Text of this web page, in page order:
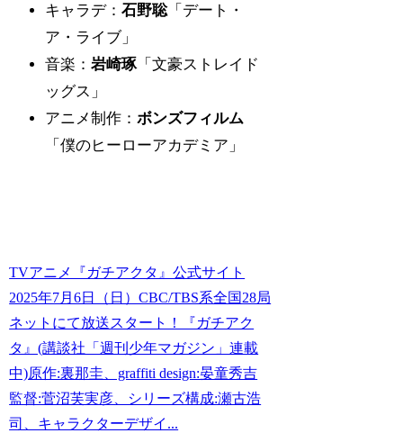
キャラデ：石野聡「デート・
ア・ライブ」
音楽：岩崎琢「文豪ストレイド
ッグス」
アニメ制作：ボンズフィルム
「僕のヒーローアカデミア」
TVアニメ『ガチアクタ』公式サイト
2025年7月6日（日）CBC/TBS系全国28局
ネットにて放送スタート！『ガチアク
タ』(講談社「週刊少年マガジン」連載
中)原作:裏那圭、graffiti design:晏童秀吉
監督:菅沼芙実彦、シリーズ構成:瀬古浩
司、キャラクターデザイ...